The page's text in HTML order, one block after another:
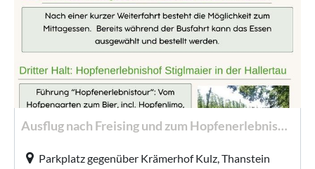
Ausflug nach Freising und zum Hopfenerlebnishof in Attenhofen: GOV Kulz
Parkplatz gegenüber Krämerhof Kulz, Thanstein